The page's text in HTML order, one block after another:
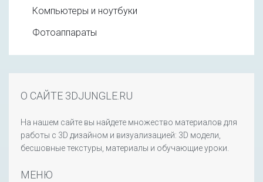
Компьютеры и ноутбуки
Фотоаппараты
О САЙТЕ 3DJUNGLE.RU
На нашем сайте вы найдете множество материалов для
работы с 3D дизайном и визуализацией: 3D модели,
бесшовные текстуры, материалы и обучающие уроки.
МЕНЮ